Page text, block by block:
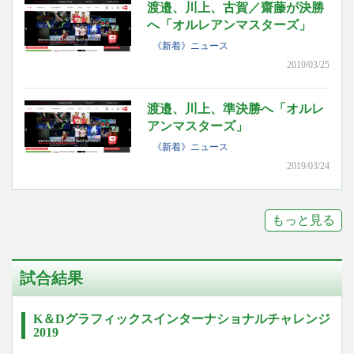
渡邉、川上、古賀／齋藤が決勝
へ「オルレアンマスターズ」
《新着》ニュース
2019/03/25
渡邉、川上、準決勝へ「オルレ
アンマスターズ」
《新着》ニュース
2019/03/24
もっと見る
試合結果
K＆Dグラフィックスインターナショナルチャレンジ
2019